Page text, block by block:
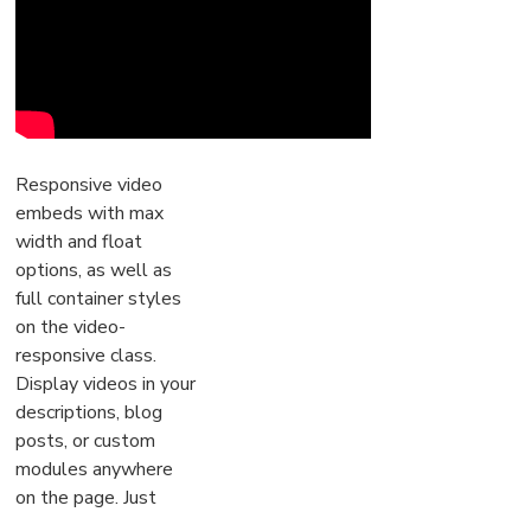
Responsive video
embeds with max
width and float
options, as well as
full container styles
on the video-
responsive class.
Display videos in your
descriptions, blog
posts, or custom
modules anywhere
on the page. Just